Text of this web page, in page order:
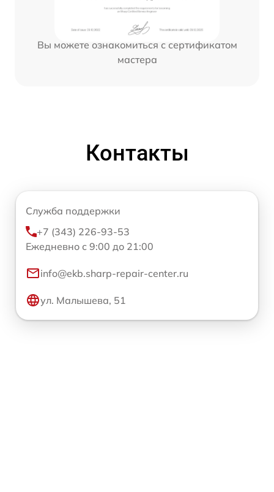
Вы можете ознакомиться с сертификатом
мастера
Контакты
Служба поддержки
+7 (343) 226-93-53
Ежедневно с 9:00 до 21:00
info@ekb.sharp-repair-center.ru
ул. Малышева, 51